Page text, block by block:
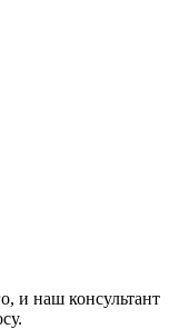
и наш консультант